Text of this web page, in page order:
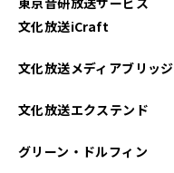
文化放送iCraft
文化放送メディアブリッジ
文化放送エクステンド
グリーン・ドルフィン